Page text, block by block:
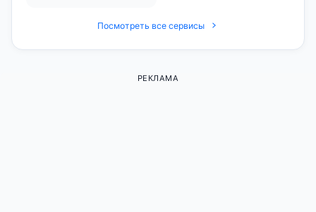
Посмотреть все сервисы
РЕКЛАМА